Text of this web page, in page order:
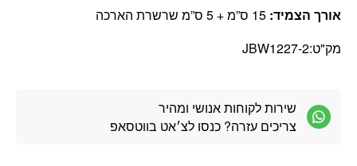
אורך הצמיד: 15 ס”מ + 5 ס”מ שרשרת הארכה
מק"ט:JBW1227-2
שירות לקוחות אנושי ומהיר
צריכים עזרה? כנסו לצ׳אט בווטסאפ